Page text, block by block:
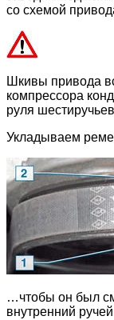
со схемой
Шкивы привода
компрессора
руля
Укладываем
…чтобы он был
внутренний